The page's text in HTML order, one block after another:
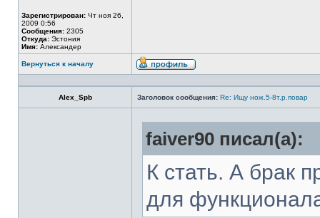
Зарегистрирован: Чт ноя 26,
2009 0:56
Сообщения: 2305
Откуда: Эстония
Имя: Александер
Вернуться к началу
Alex_Spb Заголовок сообщения: Re: Ищу нож.5-8т.р.повар
faiver90 писал(а):
К стать. А брак
для